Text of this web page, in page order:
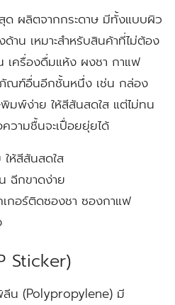
ด ผลิตจากกระดาษ มีทั้งแบบผิว
น เหมาะสำหรับสินค้าที่ไม่ต้อง
เครื่องดื่มแห้ง ผงชา กาแฟ
ณฑ์อื่นอีกชั้นหนึ่ง เช่น กล่อง
มพ์ง่าย ให้สีสันสดใส แต่ไม่ทน
วามชื้นจะเปื่อยยุ่ยได้
ห้สีสันสดใส
ฉีกขาดง่าย
กอร์ติดซองชา ซองกาแฟ
Sticker)
น (Polypropylene) มี